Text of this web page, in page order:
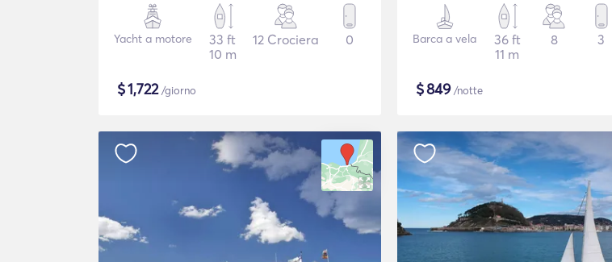
Yacht a motore
33 ft
10 m
12 Crociera 0
$1,722/giorno
Barca a vela
36 ft
11 m
8 3
$849/notte